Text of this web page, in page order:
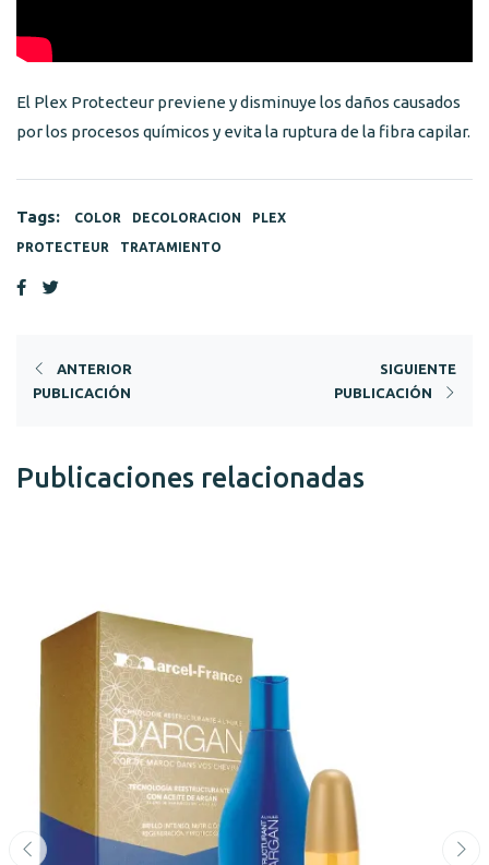
El Plex Protecteur previene y disminuye los daños causados
por los procesos químicos y evita la ruptura de la fibra capilar.
Tags: COLOR DECOLORACION PLEX
PROTECTEUR TRATAMIENTO
ANTERIOR
PUBLICACIÓN
SIGUIENTE
PUBLICACIÓN
Publicaciones relacionadas